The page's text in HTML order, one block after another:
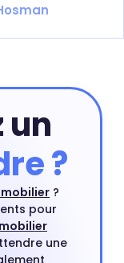
un
?
?
pour
une